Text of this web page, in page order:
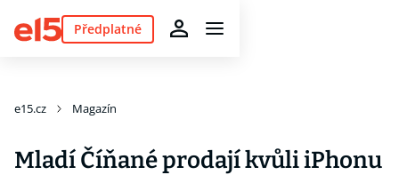
Předplatné
e15.cz Magazín
Mladí Číňané prodají kvůli iPhonu